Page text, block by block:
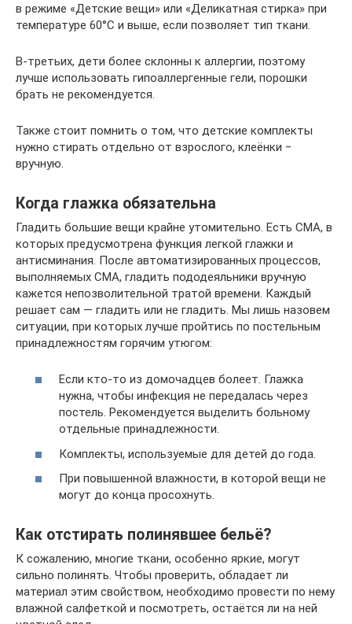
в режиме «Детские вещи» или «Деликатная стирка» при
температуре 60°C и выше, если позволяет тип ткани.
В-третьих, дети более склонны к аллергии, поэтому
лучше использовать гипоаллергенные гели, порошки
брать не рекомендуется.
Также стоит помнить о том, что детские комплекты
нужно стирать отдельно от взрослого, клеёнки −
вручную.
Когда глажка обязательна
Гладить большие вещи крайне утомительно. Есть СМА, в
которых предусмотрена функция легкой глажки и
антисминания. После автоматизированных процессов,
выполняемых СМА, гладить пододеяльники вручную
кажется непозволительной тратой времени. Каждый
решает сам — гладить или не гладить. Мы лишь назовем
ситуации, при которых лучше пройтись по постельным
принадлежностям горячим утюгом:
Если кто-то из домочадцев болеет. Глажка
нужна, чтобы инфекция не передалась через
постель. Рекомендуется выделить больному
отдельные принадлежности.
Комплекты, используемые для детей до года.
При повышенной влажности, в которой вещи не
могут до конца просохнуть.
Как отстирать полинявшее бельё?
К сожалению, многие ткани, особенно яркие, могут
сильно полинять. Чтобы проверить, обладает ли
материал этим свойством, необходимо провести по нему
влажной салфеткой и посмотреть, остаётся ли на ней